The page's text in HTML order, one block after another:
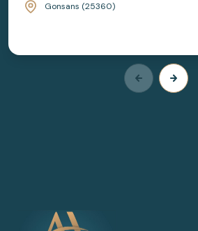
Gonsans (25360)